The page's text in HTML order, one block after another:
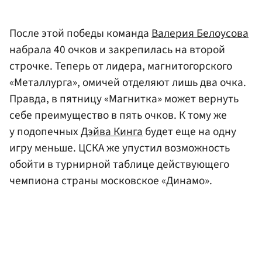
После этой победы командаВалерия Белоусова
набрала 40 очков и закрепилась на второй
строчке. Теперь от лидера, магнитогорского
«Металлурга», омичей отделяют лишь два очка.
Правда, в пятницу «Магнитка» может вернуть
себе преимущество в пять очков. К тому же
у подопечныхДэйва Кингабудет еще на одну
игру меньше. ЦСКА же упустил возможность
обойти в турнирной таблице действующего
чемпиона страны московское «Динамо».